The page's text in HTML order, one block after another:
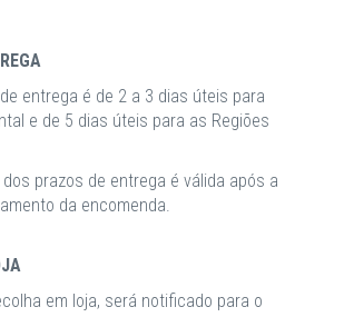
entrega é de 2 a 3 dias úteis para
e de 5 dias úteis para as Regiões
prazos de entrega é válida após a
da encomenda.
em loja, será notificado para o